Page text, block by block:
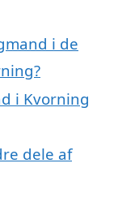
i de
i Kvorning
dele af